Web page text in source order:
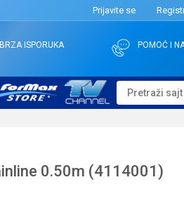
Prijavite se
BRZA ISPORUKA POMOĆ I
Pretraži sajt
0.50m (4114001)